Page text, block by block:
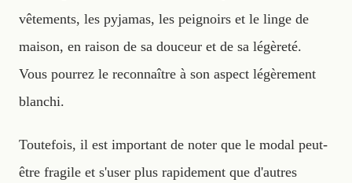
vêtements, les pyjamas, les peignoirs et le linge de
maison, en raison de sa douceur et de sa légèreté.
Vous pourrez le reconnaître à son aspect légèrement
blanchi.
Toutefois, il est important de noter que le modal peut-
être fragile et s'user plus rapidement que d'autres